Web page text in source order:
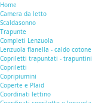
Home
Camera da letto
Scaldasonno
Trapunte
Completi Lenzuola
Lenzuola flanella - caldo cotone
Copriletti trapuntati - trapuntini
Copriletti
Copripiumini
Coperte e Plaid
Coordinati lettino